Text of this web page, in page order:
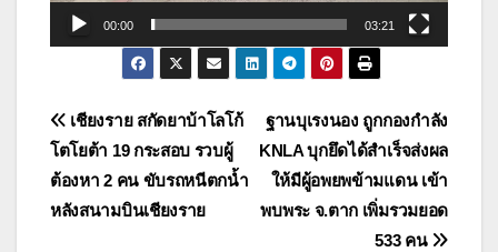
00:00 03:21
แนะแนว
เรื่อง
ฐานบุเรงนอง ถูกกองกำลัง
KNLA บุกยึดได้สำเร็จส่งผล
ให้มีผู้อพยพข้ามแดน เข้า
พบพระ จ.ตาก เพิ่มรวมยอด
533 คน
เชียงราย สกัดยาบ้าโลโก้
โตโยต้า 19 กระสอบ รวบผู้
ต้องหา 2 คน ขับรถหนีตกน้ำ
หลังสนามบินเชียงราย